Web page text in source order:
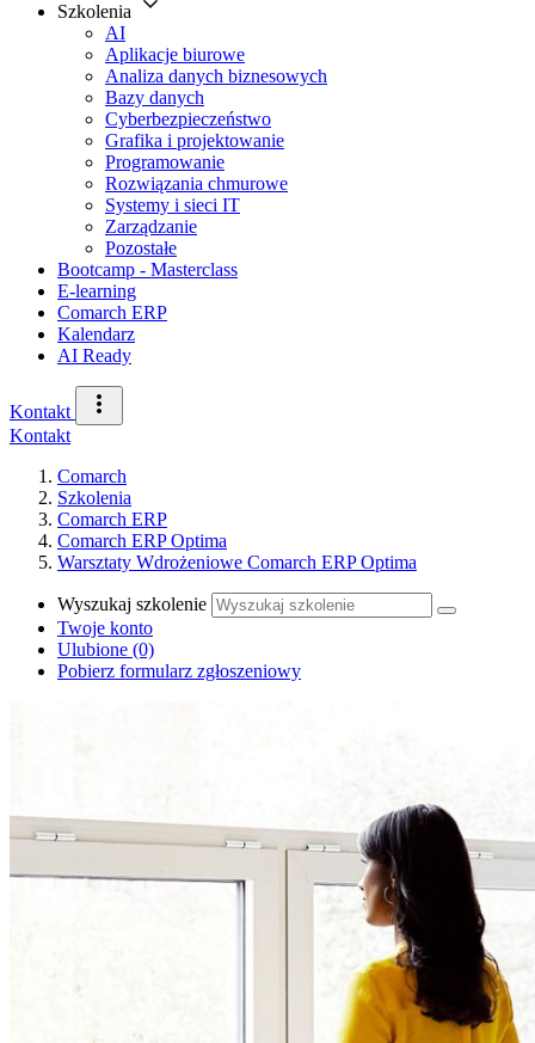
Szkolenia
AI
Aplikacje biurowe
Analiza danych biznesowych
Bazy danych
Cyberbezpieczeństwo
Grafika i projektowanie
Programowanie
Rozwiązania chmurowe
Systemy i sieci IT
Zarządzanie
Pozostałe
Bootcamp - Masterclass
E-learning
Comarch ERP
Kalendarz
AI Ready
Kontakt
Kontakt
Comarch
Szkolenia
Comarch ERP
Comarch ERP Optima
Warsztaty Wdrożeniowe Comarch ERP Optima
Wyszukaj szkolenie
Twoje konto
Ulubione (0)
Pobierz formularz zgłoszeniowy